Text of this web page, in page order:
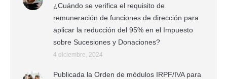
¿Cuándo se verifica el requisito de
remuneración de funciones de dirección para
aplicar la reducción del 95% en el Impuesto
sobre Sucesiones y Donaciones?
4 diciembre, 2024
Publicada la Orden de módulos IRPF/IVA para